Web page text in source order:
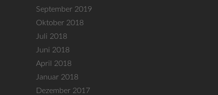
September 2019
Oktober 2018
Juli 2018
Juni 2018
April 2018
Januar 2018
Dezember 2017